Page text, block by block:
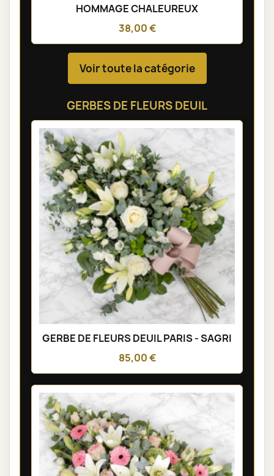
HOMMAGE CHALEUREUX
38,00 €
Voir toute la catégorie
GERBES DE FLEURS DEUIL
GERBE DE FLEURS DEUIL PARIS - SAGRI
85,00 €